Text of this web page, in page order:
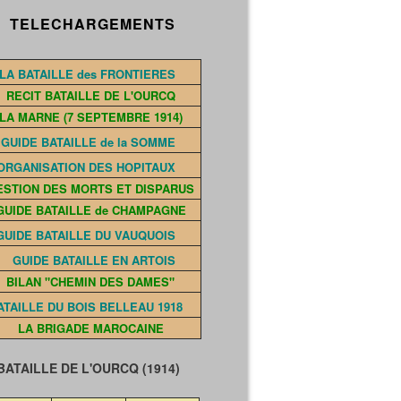
LA BATAILLE des FRONTIERES
RECIT BATAILLE DE L'OURCQ
LA MARNE (7 SEPTEMBRE 1914)
GUIDE BATAILLE de la SOMME
DES HOPITAUX
DES MORTS ET DISPARUS
BATAILLE de CHAMPAGNE
BATAILLE DU VAUQUOIS
GUIDE BATAILLE EN ARTOIS
BILAN "CHEMIN DES DAMES"
DU BOIS BELLEAU 1918
LA BRIGADE MAROCAINE
DE L'OURCQ (1914)